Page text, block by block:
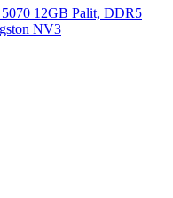
12GB Palit, DDR5
NV3